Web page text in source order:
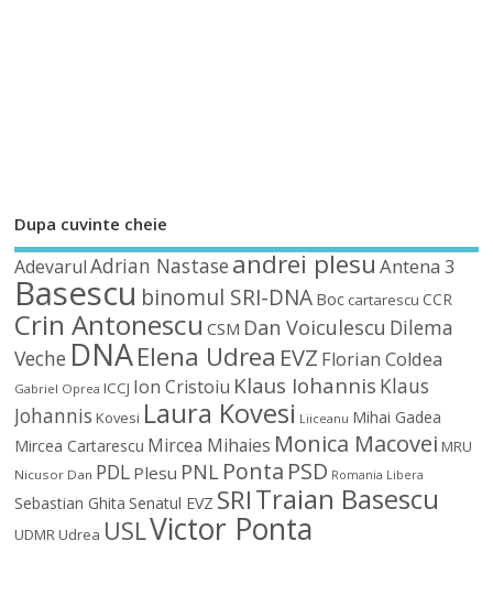
Dupa cuvinte cheie
Adevarul Adrian Nastase andrei plesu Antena 3
Basescu binomul SRI-DNA Boc cartarescu CCR
Crin Antonescu CSM Dan Voiculescu Dilema
Veche DNAElena Udrea EVZ Florian Coldea
Gabriel Oprea ICCJ Ion Cristoiu Klaus Iohannis Klaus
Johannis Kovesi Laura Kovesi Liiceanu Mihai Gadea
Mircea Cartarescu Mircea Mihaies Monica Macovei MRU
Nicusor Dan PDL Plesu PNL Ponta PSD Romania Libera
Sebastian Ghita Senatul EVZ SRITraian Basescu
UDMRUdrea USLVictor Ponta